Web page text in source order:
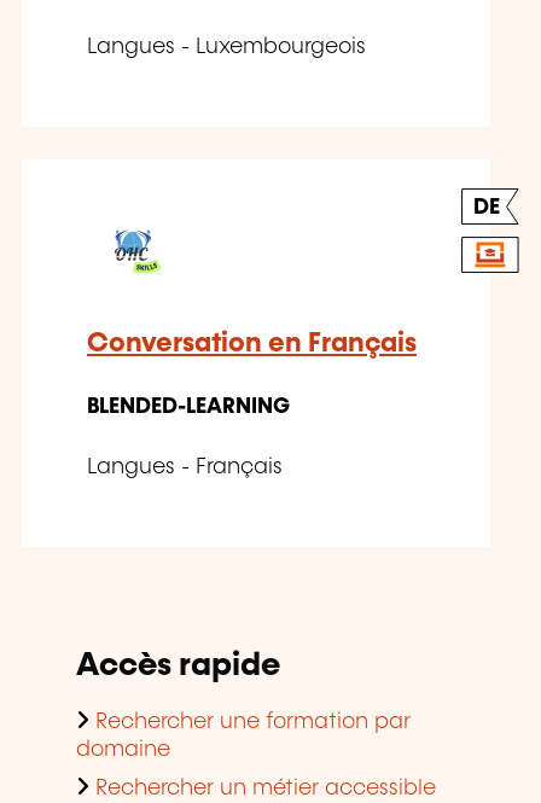
Langues - Luxembourgeois
DE
Conversation en Français
BLENDED-LEARNING
Langues - Français
Accès rapide
Rechercher une formation par
domaine
Rechercher un métier accessible